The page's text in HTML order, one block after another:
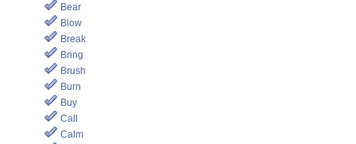
Bear
Blow
Break
Bring
Brush
Burn
Buy
Call
Calm